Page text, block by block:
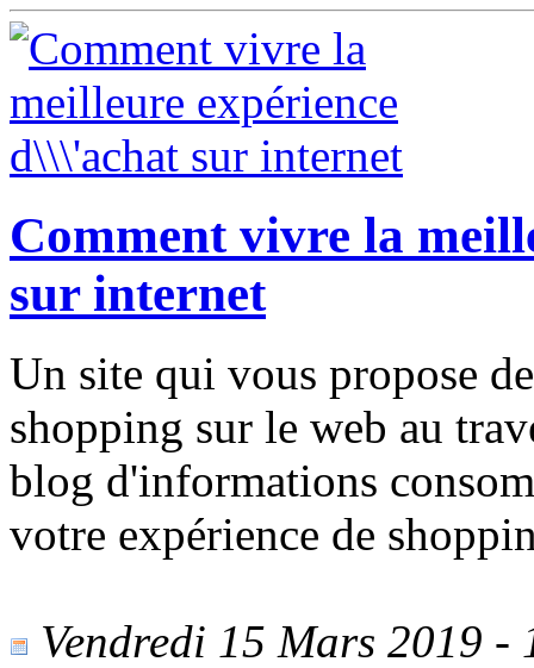
Comment vivre la
sur internet
Un site qui vous propose
shopping sur le web au
blog d'informations
votre expérience de
Vendredi 15 Mars 2019 -